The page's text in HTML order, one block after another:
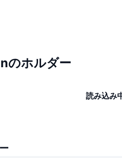
のホルダー
読み込み